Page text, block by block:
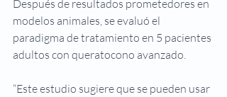
Después de resultados prometedores en
modelos animales, se evaluó el
paradigma de tratamiento en 5 pacientes
adultos con queratocono avanzado.
“Este estudio sugiere que se pueden usar